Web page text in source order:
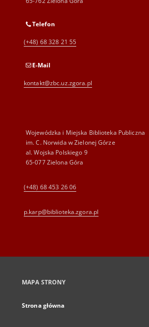
Telefon
(+48) 68 328 21 55
E-Mail
kontakt@zbc.uz.zgora.pl
Wojewódzka i Miejska Biblioteka Publiczna
im. C. Norwida w Zielonej Górze
al. Wojska Polskiego 9
65-077 Zielona Góra
(+48) 68 453 26 06
p.karp@biblioteka.zgora.pl
MAPA STRONY
Strona główna